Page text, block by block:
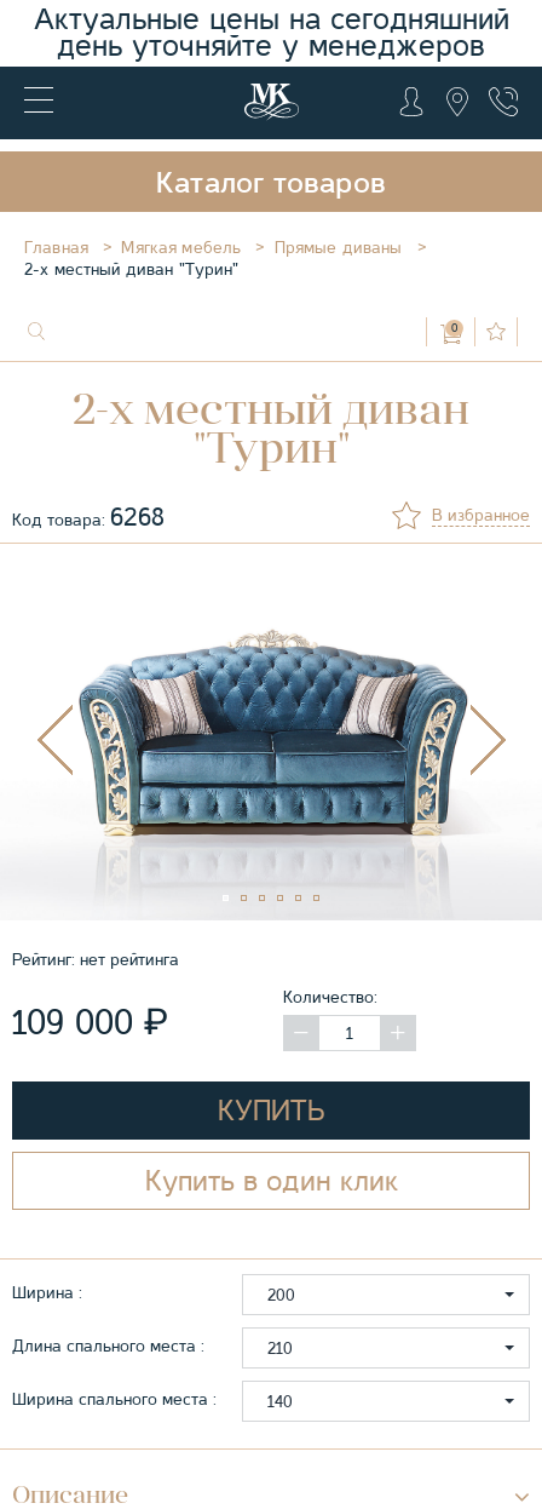
Актуальные цены на сегодняшний
день уточняйте у менеджеров
Каталог товаров
Главная Мягкая мебель
Прямые диваны
2-х местный диван "Турин"
0
2-х местный диван
"Турин"
Код товара: 6268 В избранное
Рейтинг: нет рейтинга
109 000 ₽
Количество:
КУПИТЬ
Купить в один клик
Ширина : 200
Длина спального места : 210
Ширина спального места : 140
Описание